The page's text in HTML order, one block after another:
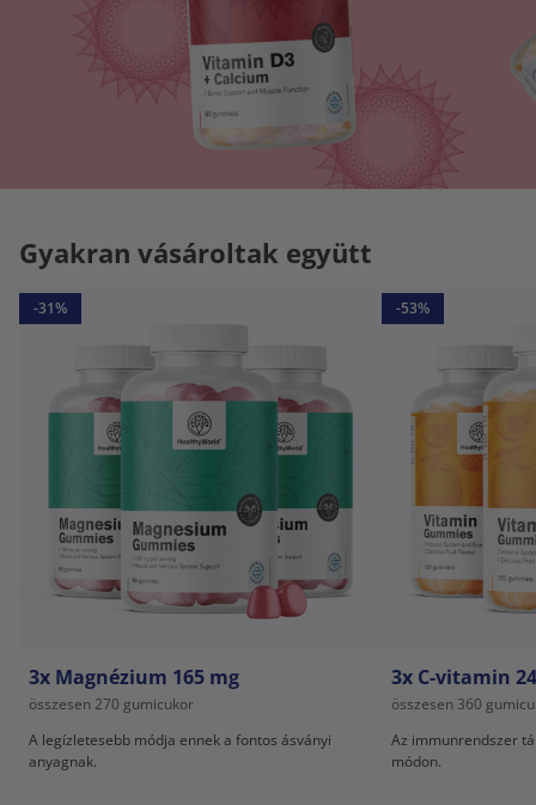
Gyakran vásároltak együtt
-31%
3x Magnézium 165 mg
összesen 270 gumicukor
A legízletesebb módja ennek a fontos ásványi
anyagnak.
-53%
3x C-vitamin
összesen 360
Az immunrendszer
módon.